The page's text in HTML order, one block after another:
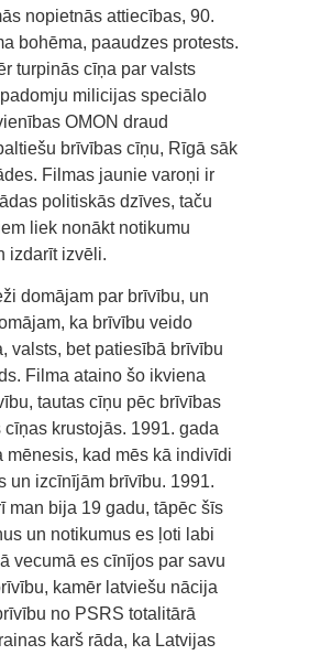
nopietnās attiecības, 90.
bohēma, paaudzes protests.
turpinās cīņa par valsts
milicijas speciālo
OMON draud
brīvības cīņu, Rīgā sāk
Filmas jaunie varoņi ir
politiskās dzīves, taču
liek nonākt notikumu
izdarīt izvēli.
domājam par brīvību, un
ka brīvību veido
valsts, bet patiesībā brīvību
Filma ataino šo ikviena
tautas cīņu pēc brīvības
cīņas krustojās. 1991. gada
mēnesis, kad mēs kā indivīdi
un izcīnījām brīvību. 1991.
man bija 19 gadu, tāpēc šīs
un notikumus es ļoti labi
vecumā es cīnījos par savu
kamēr latviešu nācija
no PSRS totalitārā
karš rāda, ka Latvijas